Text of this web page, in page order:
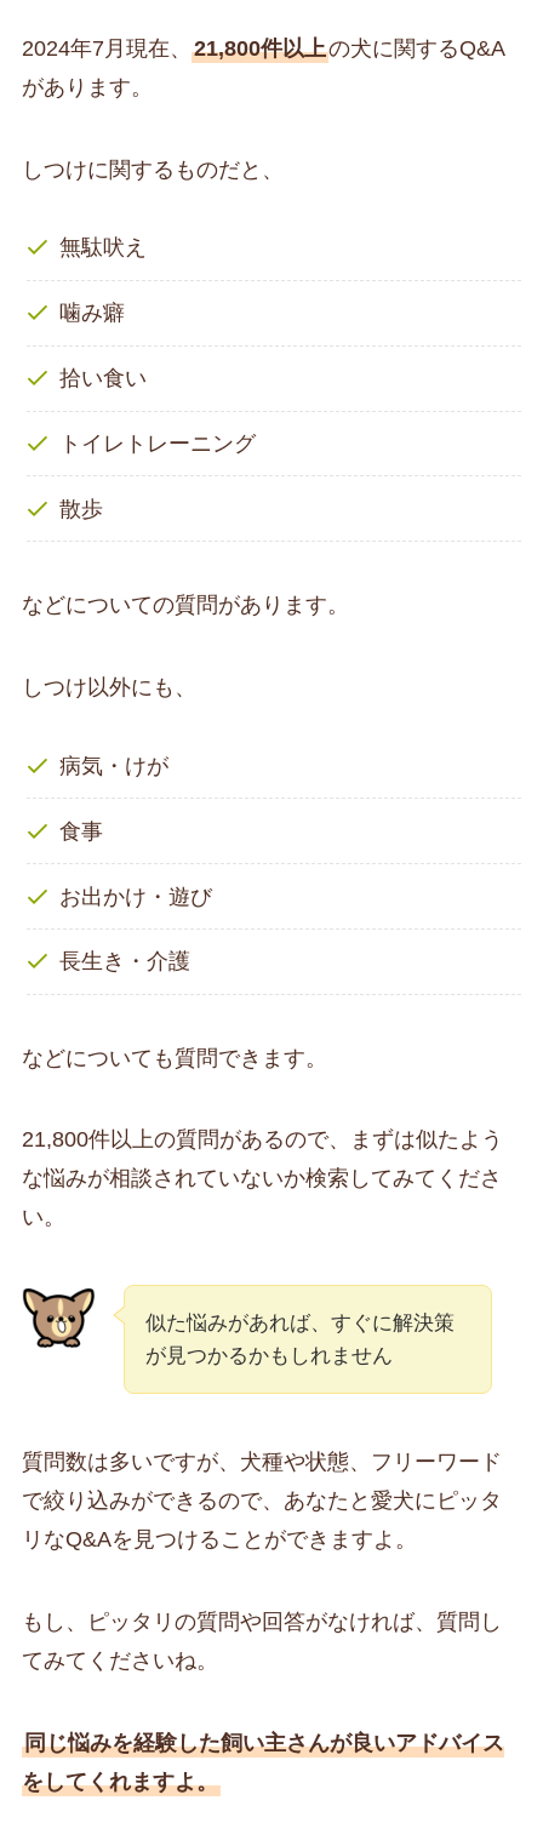
2024年7月現在、 21,800件以上の犬に関するQ&A
があります。
しつけに関するものだと、
無駄吠え
噛み癖
拾い食い
トイレトレーニング
散歩
などについての質問があります。
しつけ以外にも、
病気・けが
食事
お出かけ・遊び
長生き・介護
などについても質問できます。
21,800件以上の質問があるので、まずは似たよう
な悩みが相談されていないか検索してみてくださ
い。
似た悩みがあれば、すぐに解決策
が見つかるかもしれません
質問数は多いですが、犬種や状態、フリーワード
で絞り込みができるので、あなたと愛犬にピッタ
リなQ&Aを見つけることができますよ。
もし、ピッタリの質問や回答がなければ、質問し
てみてくださいね。
同じ悩みを経験した飼い主さんが良いアドバイス
をしてくれますよ。